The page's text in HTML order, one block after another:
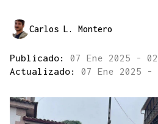
Carlos L. Montero
Publicado: 07 Ene 2025 -
Actualizado: 07 Ene 2025 -